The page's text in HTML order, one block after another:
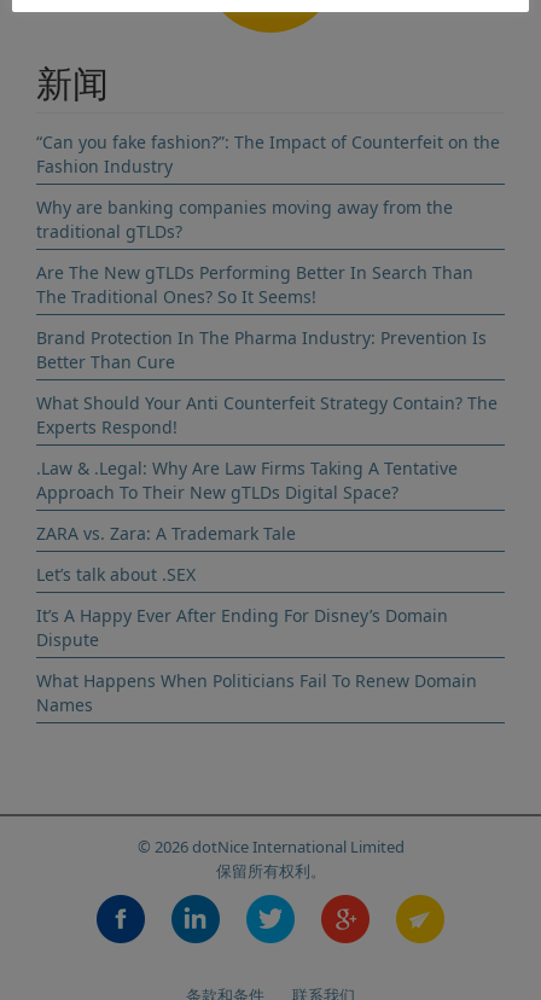
新闻
“Can you fake fashion?”: The Impact of Counterfeit on the
Fashion Industry
Why are banking companies moving away from the
traditional gTLDs?
Are The New gTLDs Performing Better In Search Than
The Traditional Ones? So It Seems!
Brand Protection In The Pharma Industry: Prevention Is
Better Than Cure
What Should Your Anti Counterfeit Strategy Contain? The
Experts Respond!
.Law & .Legal: Why Are Law Firms Taking A Tentative
Approach To Their New gTLDs Digital Space?
ZARA vs. Zara: A Trademark Tale
Let’s talk about .SEX
It’s A Happy Ever After Ending For Disney’s Domain
Dispute
What Happens When Politicians Fail To Renew Domain
Names
© 2026 dotNice International Limited
保留所有权利。
条款和条件 联系我们